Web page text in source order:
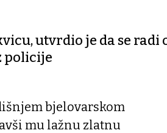
utvrdio je da se radi
policije
bjelovarskom
mu lažnu zlatnu